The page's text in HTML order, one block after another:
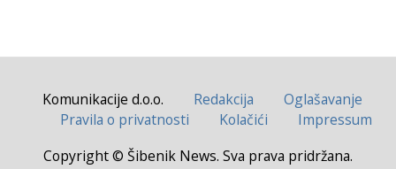
Komunikacije d.o.o. Redakcija
Oglašavanje
Pravila o privatnosti
Kolačići
Impressum
Copyright © Šibenik News. Sva prava pridržana.